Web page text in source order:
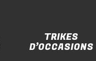
TRIKES
D’OCCASIONS